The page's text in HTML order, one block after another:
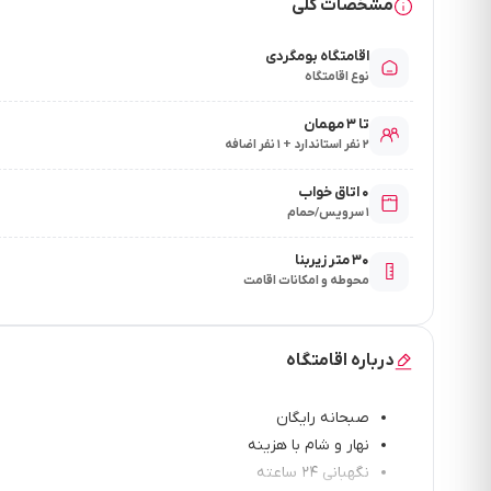
مشخصات کلی
اقامتگاه بومگردی
نوع اقامتگاه
تا ۳ مهمان
۲ نفر استاندارد + ۱ نفر اضافه
۰ اتاق خواب
۱ سرویس/حمام
۳۰ متر زیربنا
محوطه و امکانات اقامت
درباره اقامتگاه
صبحانه رایگان
نهار و شام با هزینه
نگهبانی ۲۴ ساعته